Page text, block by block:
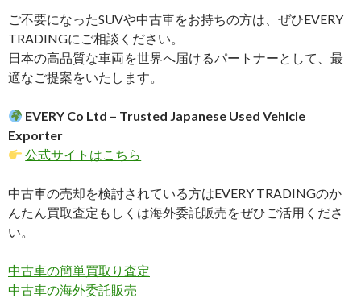
ご不要になったSUVや中古車をお持ちの方は、ぜひEVERY
TRADINGにご相談ください。
日本の高品質な車両を世界へ届けるパートナーとして、最
適なご提案をいたします。
EVERY Co Ltd – Trusted Japanese Used Vehicle
Exporter
公式サイトはこちら
中古車の売却を検討されている方はEVERY TRADINGのか
んたん買取査定もしくは海外委託販売をぜひご活用くださ
い。
中古車の簡単買取り査定
中古車の海外委託販売